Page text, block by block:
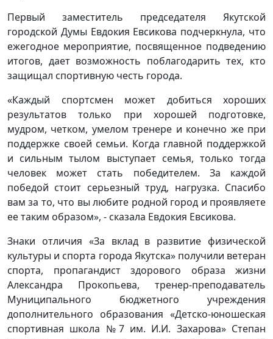
Первый заместитель председателя Якутской
городской Думы Евдокия Евсикова подчеркнула, что
ежегодное мероприятие, посвященное подведению
итогов, дает возможность поблагодарить тех, кто
защищал спортивную честь города.
«Каждый спортсмен может добиться хороших
результатов только при хорошей подготовке,
мудром, четком, умелом тренере и конечно же при
поддержке своей семьи. Когда главной поддержкой
и сильным тылом выступает семья, только тогда
человек может стать победителем. За каждой
победой стоит серьезный труд, нагрузка. Спасибо
вам за то, что вы любите родной город и проявляете
ее таким образом», - сказала Евдокия Евсикова.
Знаки отличия «За вклад в развитие физической
культуры и спорта города Якутска» получили ветеран
спорта, пропагандист здорового образа жизни
Александра Прокопьева, тренер-преподаватель
Муниципального бюджетного учреждения
дополнительного образования «Детско-юношеская
спортивная школа №7 им. И.И. Захарова» Степан